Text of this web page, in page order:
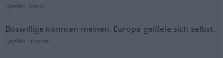
Quelle: Books
Böswillige könnten meinen, Europa geißele sich selbst.
Quelle: Europarl